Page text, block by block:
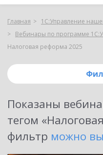
Главная 1С:Управление
Вебинары по программе
Налоговая реформа 2025
Показаны
тегом
фильтр можно